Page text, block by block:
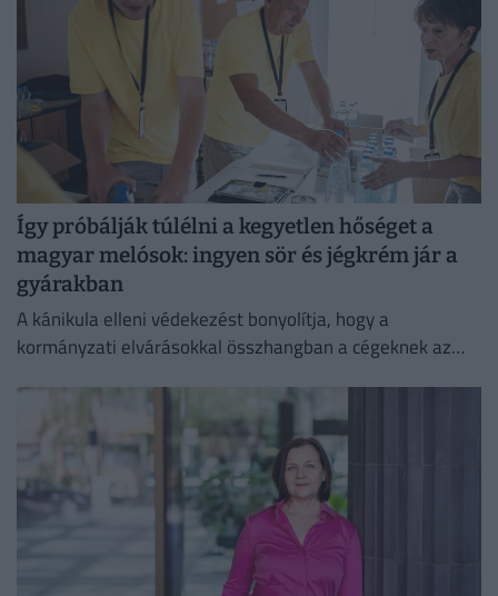
Így próbálják túlélni a kegyetlen hőséget a
magyar melósok: ingyen sör és jégkrém jár a
gyárakban
A kánikula elleni védekezést bonyolítja, hogy a
kormányzati elvárásokkal összhangban a cégeknek az